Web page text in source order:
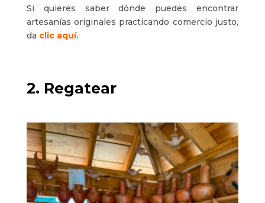
Si quieres saber dónde puedes encontrar
artesanías originales practicando comercio justo,
da clic aquí.
2. Regatear